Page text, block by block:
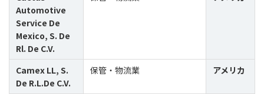
Automotive
Service De
Mexico, S. De
Rl. De C.V.
Camex LL, S.
De R.L.De C.V.
保管・物流業 アメリカ